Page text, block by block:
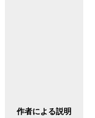
作者による説明